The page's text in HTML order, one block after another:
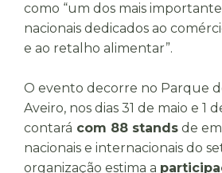
como “um dos mais
nacionais dedicados ao
e ao retalho alimentar”.
O evento decorre no Parque
Aveiro, nos dias 31 de maio e 1
contará com 88 stands de
nacionais e internacionais do
organização estima a